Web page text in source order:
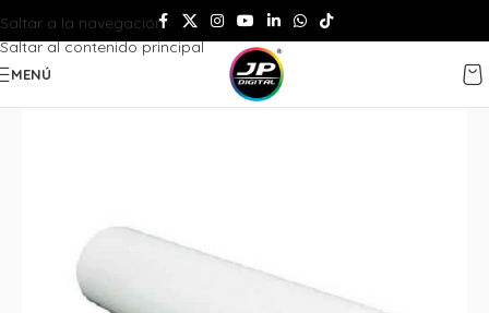
Saltar a la navegación
Saltar al contenido principal
MENÚ